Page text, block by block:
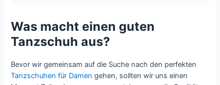
Was macht einen guten
Tanzschuh aus?
Bevor wir gemeinsam auf die Suche nach den perfekten
Tanzschuhen für Damen gehen, sollten wir uns einen